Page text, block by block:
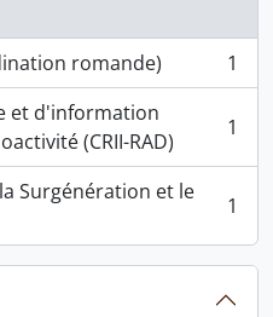
romande)
1
et d'information
(CRII-RAD)
1
Surgénération et le
1